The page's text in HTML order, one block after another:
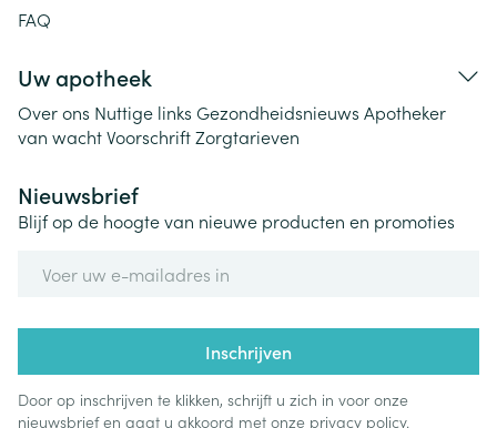
FAQ
Uw apotheek
Over ons Nuttige links Gezondheidsnieuws Apotheker
van wachtVoorschriftZorgtarieven
Nieuwsbrief
Blijf op de hoogte van nieuwe producten en promoties
Inschrijven
Door op inschrijven te klikken, schrijft u zich in voor onze
nieuwsbrief en gaat u akkoord met onze privacy policy.